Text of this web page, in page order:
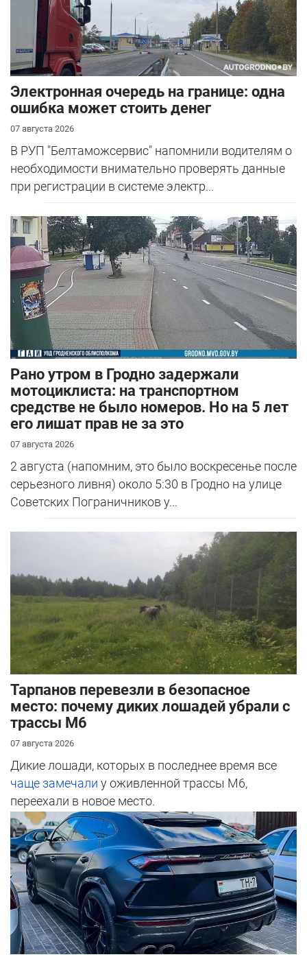
Электронная очередь на границе: одна
ошибка может стоить денег
07 августа 2026
В РУП "Белтаможсервис" напомнили водителям о
необходимости внимательно проверять данные
при регистрации в системе электр...
Рано утром в Гродно задержали
мотоциклиста: на транспортном
средстве не было номеров. Но на 5 лет
его лишат прав не за это
07 августа 2026
2 августа (напомним, это было воскресенье после
серьезного ливня) около 5:30 в Гродно на улице
Советских Пограничников у...
Тарпанов перевезли в безопасное
место: почему диких лошадей убрали с
трассы М6
07 августа 2026
Дикие лошади, которых в последнее время все
чаще замечали у оживленной трассы М6,
переехали в новое место.